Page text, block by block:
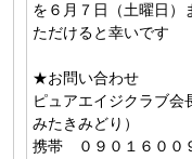
を６月７日（土曜日）
ただけると幸いです
★お問い合わせ
ピュアエイジクラブ
みたきみどり）
携帯 ０９０１６００